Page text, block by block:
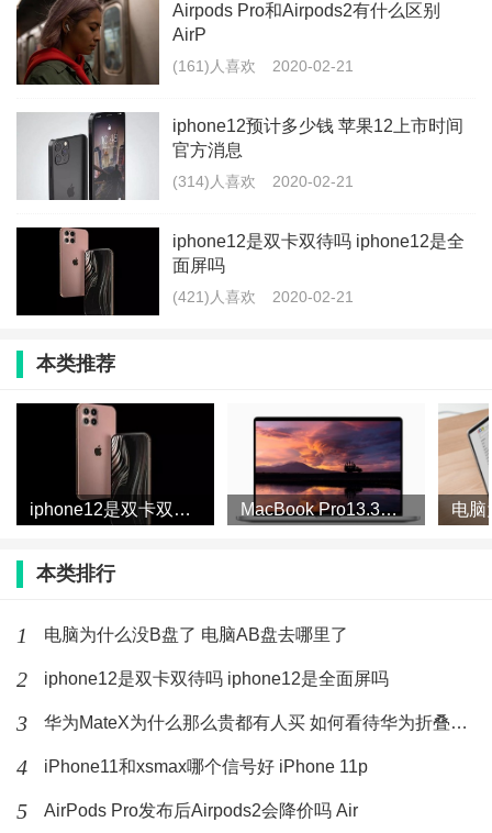
3、性能更牛逼，最高能用8核心，5.0Ghz的处理器；
而这次MacBook采用了新的散热结构，包括叶轮和叶片
都进行重新设计；
5、电池容量增加，变成了100瓦时，电源也变成了96W
的USB-C适配器，但是电源适配器和之前15寸的体积没
什么区别；
6、音质更棒，机身塞了6个扬声器，这点非常牛逼，以
积变化不大，如果是15寸用户升级到新款，你的内胆包
应该还可以继续用的~
库克是苹果公司最差的老板吗
虽然现在每年的新iPhone出来后，都会有人说乔布斯如
果还在的话，肯定不会出这样的手机。确实，之前一直
但是在库克的带领下，iPhone 6在一周时间内的销量就
Airpods Pro和Airpods2有什么区别
AirP
(161)人喜欢 2020-02-21
iphone12预计多少钱 苹果12上市时间
官方消息
(314)人喜欢 2020-02-21
iphone12是双卡双待吗 iphone12是全
面屏吗
(421)人喜欢 2020-02-21
本类推荐
iphone12是双卡双待吗 iphone12是全面屏吗 MacBook Pro13.3会有14寸屏吗 MacBook
本类排行
1 电脑为什么没B盘了 电脑AB盘去哪里了
2 iphone12是双卡双待吗 iphone12是全面屏吗
3 华为MateX为什么那么贵都有人买 如何看待华为折叠屏手机被
4 iPhone11和xsmax哪个信号好 iPhone 11p
5 AirPods Pro发布后Airpods2会降价吗 Air